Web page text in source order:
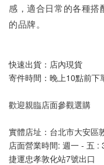
感，適合日常的各種搭
的品牌。
快速出貨：店內現貨
寄件時間：晚上10點前下
歡迎親臨店面參觀選購
實體店址：台北市大安區
店面營業時間: 週一 - 五
捷運忠孝敦化站7號出口